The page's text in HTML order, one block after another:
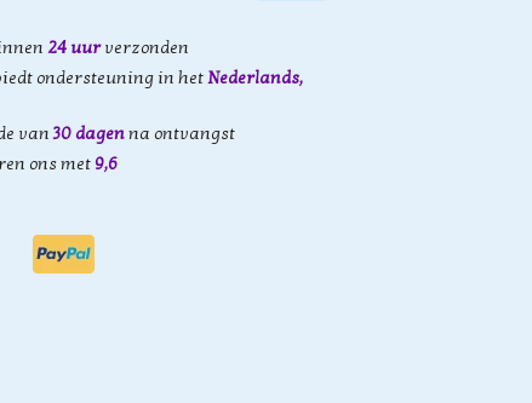
24 uurverzonden
ondersteuning in hetNederlands,
van30 dagenna ontvangst
ons met 9,6